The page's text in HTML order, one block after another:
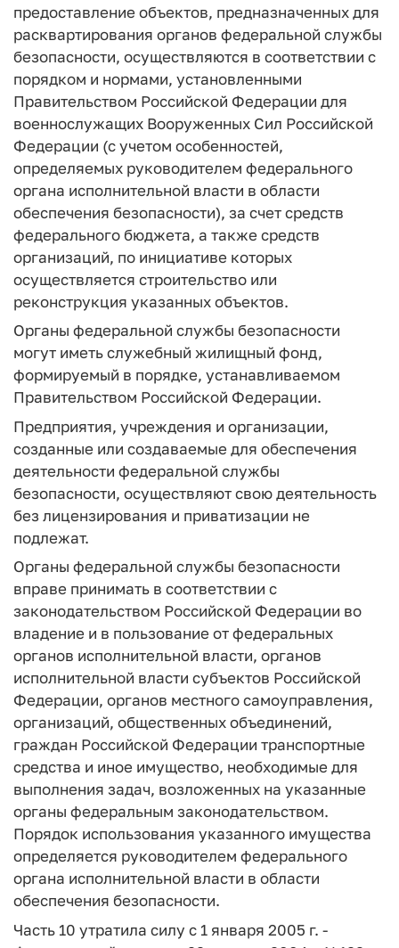
предоставление объектов, предназначенных для
расквартирования органов федеральной службы
безопасности, осуществляются в соответствии с
порядком и нормами, установленными
Правительством Российской Федерации для
военнослужащих Вооруженных Сил Российской
Федерации (с учетом особенностей,
определяемых руководителем федерального
органа исполнительной власти в области
обеспечения безопасности), за счет средств
федерального бюджета, а также средств
организаций, по инициативе которых
осуществляется строительство или
реконструкция указанных объектов.
Органы федеральной службы безопасности
могут иметь служебный жилищный фонд,
формируемый в порядке, устанавливаемом
Правительством Российской Федерации.
Предприятия, учреждения и организации,
созданные или создаваемые для обеспечения
деятельности федеральной службы
безопасности, осуществляют свою деятельность
без лицензирования и приватизации не
подлежат.
Органы федеральной службы безопасности
вправе принимать в соответствии с
законодательством Российской Федерации во
владение и в пользование от федеральных
органов исполнительной власти, органов
исполнительной власти субъектов Российской
Федерации, органов местного самоуправления,
организаций, общественных объединений,
граждан Российской Федерации транспортные
средства и иное имущество, необходимые для
выполнения задач, возложенных на указанные
органы федеральным законодательством.
Порядок использования указанного имущества
определяется руководителем федерального
органа исполнительной власти в области
обеспечения безопасности.
Часть 10 утратила силу с 1 января 2005 г. -